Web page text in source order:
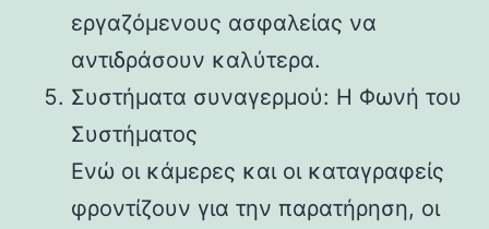
εργαζόμενους ασφαλείας να
αντιδράσουν καλύτερα.
Συστήματα συναγερμού: Η Φωνή του
Συστήματος
Ενώ οι κάμερες και οι καταγραφείς
φροντίζουν για την παρατήρηση, οι